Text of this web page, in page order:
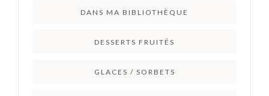
DANS MA BIBLIOTHÈQUE
DESSERTS FRUITÉS
GLACES / SORBETS